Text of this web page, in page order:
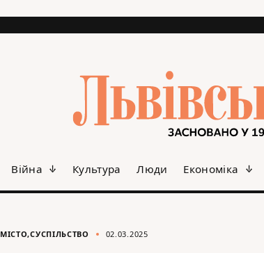
Війна Культура Люди Економіка
МІСТО СУСПІЛЬСТВО 02.03.2025